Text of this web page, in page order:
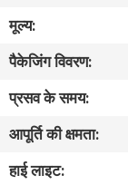
गुणवत्ता
नियंत्रण
संपर्क
करें
मूल्य:
पैकेजिंग विवरण:
प्रसव के समय:
आपूर्ति की क्षमता:
हाई लाइट: